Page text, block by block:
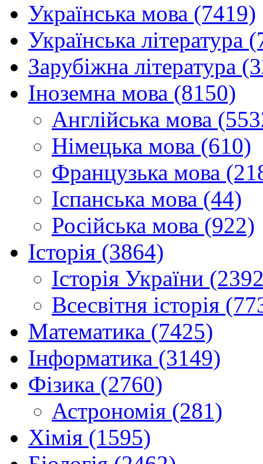
Українська мова (7419)
Українська література
Зарубіжна література
Іноземна мова (8150)
Англійська мова
Німецька мова (610)
Французька мова
Іспанська мова (44)
Російська мова (922)
Історія (3864)
Історія України
Всесвітня історія
Математика (7425)
Інформатика (3149)
Фізика (2760)
Астрономія (281)
Хімія (1595)